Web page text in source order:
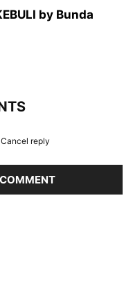
by Bunda
Cancel reply